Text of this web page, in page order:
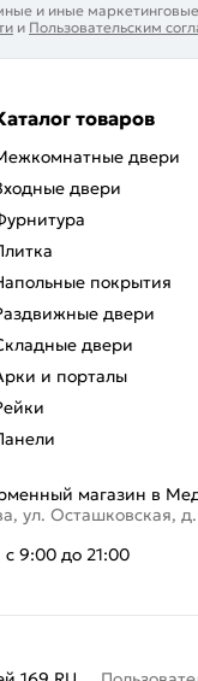
и иные
и Пользовательским
товаров
двери
двери
покрытия
двери
двери
и порталы
магазин в
ул. Осташковская,
с 9:00 до 21:00